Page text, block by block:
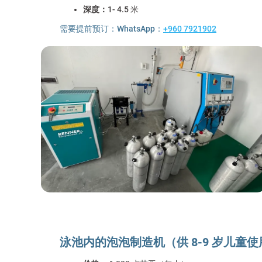
深度： 1- 4.5 米
需要提前预订：WhatsApp： +960 7921902
泳池内的泡泡制造机（供 8-9 岁儿童使